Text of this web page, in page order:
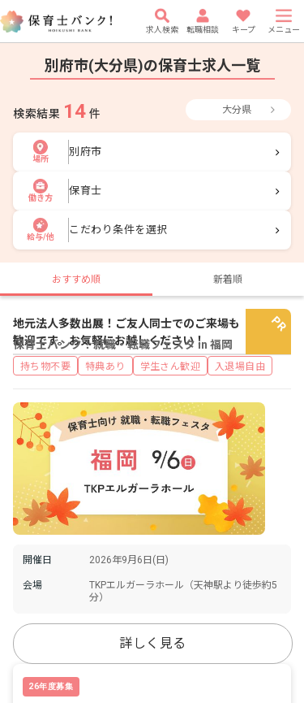
求人検索 転職相談 キープ メニュー
別府市(大分県)の保育士求人一覧
検索結果 14 件 大分県
場所
別府市
働き方
保育士
給与/他
こだわり条件を選択
おすすめ順 新着順
保育士バンク！就職・転職フェスタ in 福岡
地元法人多数出展！ご友人同士でのご来場も
歓迎です。お気軽にお越しください！
持ち物不要 特典あり 学生さん歓迎 入退場自由
開催日 2026年9月6日(日)
会場
TKPエルガーラホール（天神駅より徒歩約5
分）
詳しく見る
26年度募集